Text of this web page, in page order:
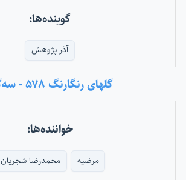
گوینده‌ها:
آذر پژوهش
گلهای رنگارنگ ۵۷۸ - سه‌گاه
خواننده‌ها:
مرضیه محمدرضا شجریان